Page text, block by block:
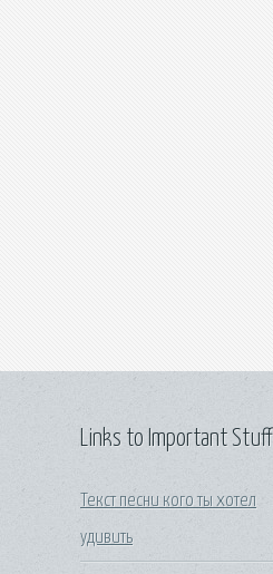
Links to Important Stuff
Текст песни кого ты хотел
удивить